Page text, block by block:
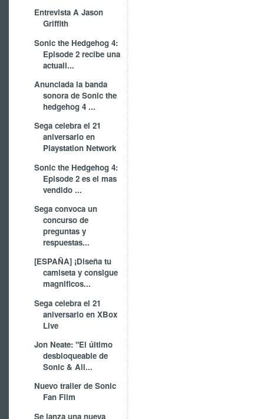
Entrevista A Jason
Griffith
Sonic the Hedgehog 4:
Episode 2 recibe una
actuali...
Anunciada la banda
sonora de Sonic the
hedgehog 4 ...
Sega celebra el 21
aniversario en
Playstation Network
Sonic the Hedgehog 4:
Episode 2 es el mas
vendido ...
Sega convoca un
concurso de
preguntas y
respuestas...
[ESPAÑA] ¡Diseña tu
camiseta y consigue
magnificos...
Sega celebra el 21
aniversario en XBox
Live
Jon Neate: "El último
desbloqueable de
Sonic & All...
Nuevo trailer de Sonic
Fan Film
Se lanza una nueva